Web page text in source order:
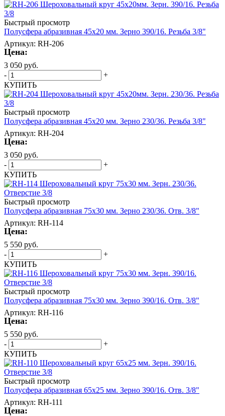
Быстрый просмотр
Полусфера абразивная 45х20 мм. Зерно 390/16. Резьба 3/8"
Артикул: RH-206
Цена:
3 050 руб.
-
+
КУПИТЬ
Быстрый просмотр
Полусфера абразивная 45х20 мм. Зерно 230/36. Резьба 3/8"
Артикул: RH-204
Цена:
3 050 руб.
-
+
КУПИТЬ
Быстрый просмотр
Полусфера абразивная 75х30 мм. Зерно 230/36. Отв. 3/8"
Артикул: RH-114
Цена:
5 550 руб.
-
+
КУПИТЬ
Быстрый просмотр
Полусфера абразивная 75х30 мм. Зерно 390/16. Отв. 3/8"
Артикул: RH-116
Цена:
5 550 руб.
-
+
КУПИТЬ
Быстрый просмотр
Полусфера абразивная 65х25 мм. Зерно 390/16. Отв. 3/8"
Артикул: RH-111
Цена: